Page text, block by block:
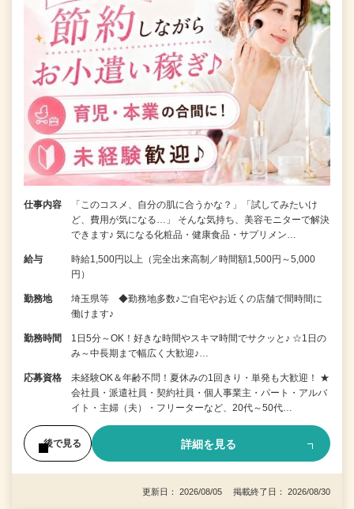
仕事内容
「このコスメ、自分の肌に合うかな？」「試してみたいけ
ど、費用が気になる…」 そんな気持ち、美容モニターで解決
できます♪ 気になる化粧品・健康食品・サプリメン…
給与
時給1,500円以上（完全出来高制／時間額1,500円～5,000
円）
勤務地
埼玉県等 ◆勤務地多数♪ご自宅やお近くの店舗で間時間に
働けます♪
勤務時間
1日5分～OK！好きな時間やスキマ時間でサクッと♪ ☆1日の
み～中長期まで幅広く大歓迎♪…
応募資格
未経験OK＆年齢不問！夏休みの1回きり・単発も大歓迎！ ★
会社員・派遣社員・契約社員・個人事業主・パート・アルバ
イト・主婦（夫）・フリーターなど、20代～50代…
後で見る 詳細を見る
更新日： 2026/08/05 掲載終了日： 2026/08/30